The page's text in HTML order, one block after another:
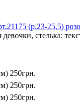
(р.23-25,5)
стелька:
250грн.
250грн.
250грн.